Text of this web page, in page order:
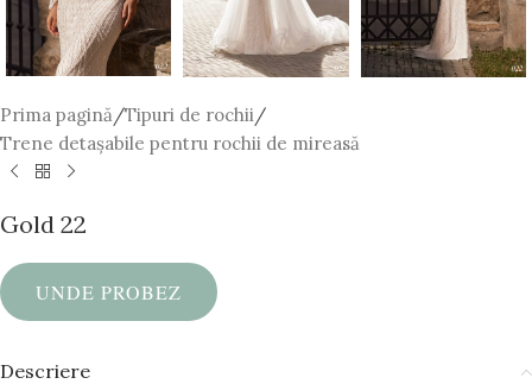
Prima pagină /Tipuri de rochii /
Trene detașabile pentru rochii de mireasă
Gold 22
UNDE PROBEZ
Descriere